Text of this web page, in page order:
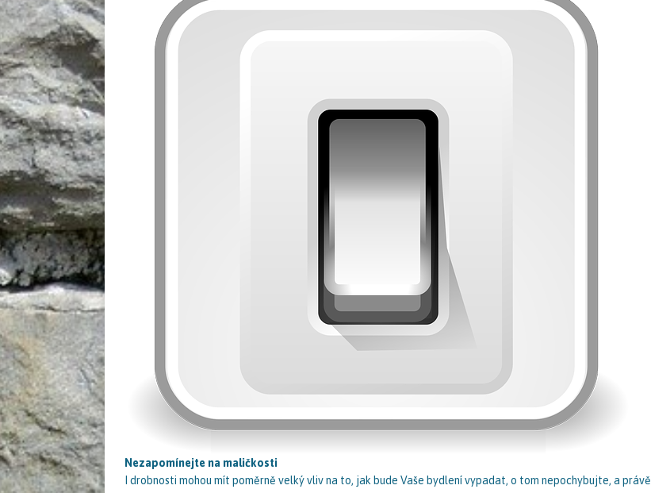
Nezapomínejte na maličkosti
I drobnosti mohou mít poměrně velký vliv na to, jak bude Vaše bydlení vypadat, o tom nepochybujte, a právě